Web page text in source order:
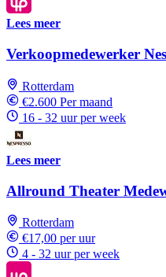
Lees meer
Verkoopmedewerker
Rotterdam
€2.600 Per maand
16 - 32 uur per week
Lees meer
Allround Theater
Rotterdam
€17,00 per uur
4 - 32 uur per week